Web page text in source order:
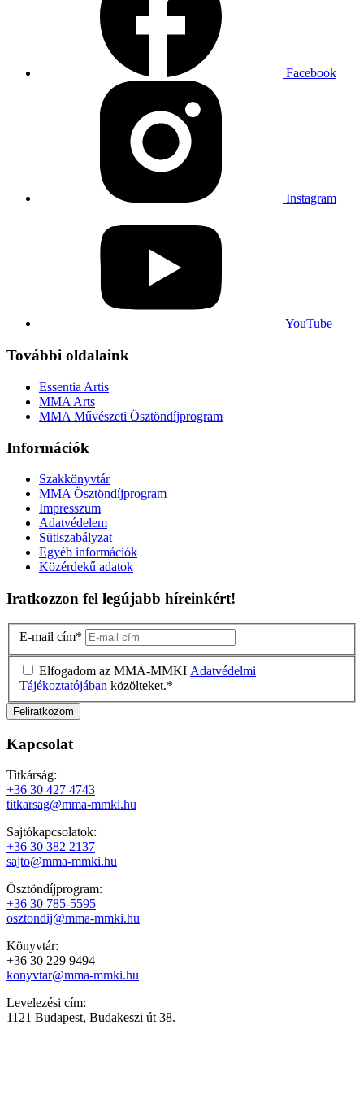
Facebook
Instagram
YouTube
További oldalaink
Essentia Artis
MMA Arts
MMA Művészeti Ösztöndíjprogram
Információk
Szakkönyvtár
MMA Ösztöndíjprogram
Impresszum
Adatvédelem
Sütiszabályzat
Egyéb információk
Közérdekű adatok
Iratkozzon fel legújabb híreinkért!
E-mail cím*
Elfogadom az MMA-MMKI Adatvédelmi
Tájékoztatójában közölteket.*
Kapcsolat
Titkárság:
+36 30 427 4743
titkarsag@mma-mmki.hu
Sajtókapcsolatok:
+36 30 382 2137
sajto@mma-mmki.hu
Ösztöndíjprogram:
+36 30 785-5595
osztondij@mma-mmki.hu
Könyvtár:
+36 30 229 9494
konyvtar@mma-mmki.hu
Levelezési cím:
1121 Budapest, Budakeszi út 38.